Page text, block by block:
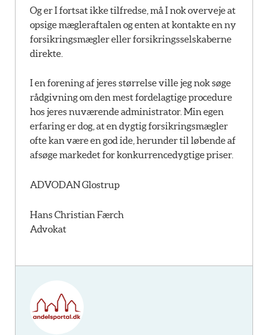
Og er I fortsat ikke tilfredse, må I nok overveje at
opsige mægleraftalen og enten at kontakte en ny
forsikringsmægler eller forsikringsselskaberne
direkte.
I en forening af jeres størrelse ville jeg nok søge
rådgivning om den mest fordelagtige procedure
hos jeres nuværende administrator. Min egen
erfaring er dog, at en dygtig forsikringsmægler
ofte kan være en god ide, herunder til løbende af
afsøge markedet for konkurrencedygtige priser.
ADVODAN Glostrup
Hans Christian Færch
Advokat